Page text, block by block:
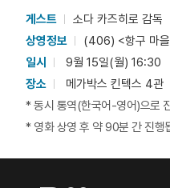
게스트
소다 카즈히로 감독
상영정보
(406) <항구 마
일시
9월 15일(월) 16:30
장소
메가박스 킨텍스 4관
* 동시 통역(한국어-영어)으로
* 영화 상영 후 약 90분 간 진행